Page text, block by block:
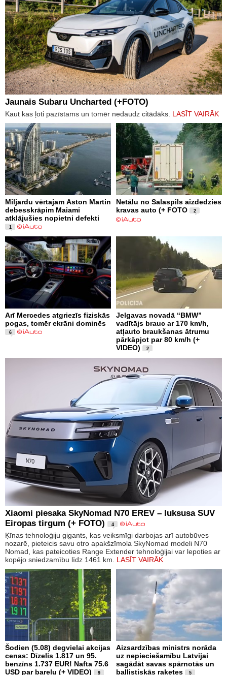
Jaunais Subaru Uncharted (+FOTO)
Kaut kas ļoti pazīstams un tomēr nedaudz citādāks. LASĪT VAIRĀK
Miljardu vērtajam Aston Martin
debesskrāpim Maiami
atklājušies nopietni defekti
1
Netālu no Salaspils aizdedzies
kravas auto (+ FOTO
2
Arī Mercedes atgriezīs fiziskās
pogas, tomēr ekrāni dominēs
6
Jelgavas novadā “BMW”
vadītājs brauc ar 170 km/h,
atļauto braukšanas ātrumu
pārkāpjot par 80 km/h (+
VIDEO)
2
Xiaomi piesaka SkyNomad N70 EREV – luksusa SUV
Eiropas tirgum (+ FOTO)
4
Ķīnas tehnoloģiju gigants, kas veiksmīgi darbojas arī autobūves
nozarē, pieteicis savu otro apakšzīmola SkyNomad modeli N70
Nomad, kas pateicoties Range Extender tehnoloģijai var lepoties ar
kopējo sniedzamību līdz 1461 km. LASĪT VAIRĀK
Šodien (5.08) degvielai akcijas
cenas: Dīzelis 1.817 un 95.
benzīns 1.737 EUR! Nafta 75.6
USD par barelu (+ VIDEO)
9
Aizsardzības ministrs norāda
uz nepieciešamību Latvijai
sagādāt savas spārnotās un
ballistiskās raķetes
5